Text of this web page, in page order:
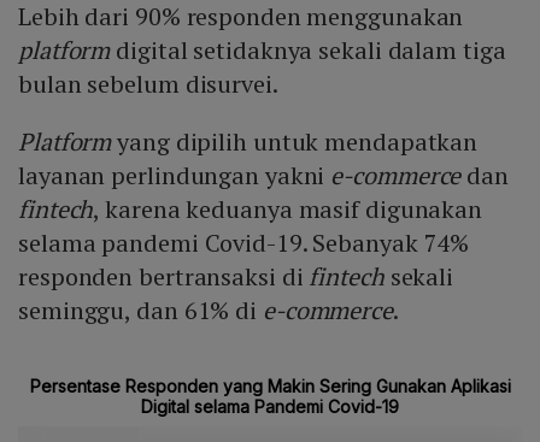
Lebih dari 90% responden menggunakan
platformdigital setidaknya sekali dalam tiga
bulan sebelum disurvei.
Platformyang dipilih untuk mendapatkan
layanan perlindungan yakni e-commercedan
fintech, karena keduanya masif digunakan
selama pandemi Covid-19. Sebanyak 74%
responden bertransaksi di fintechsekali
seminggu, dan 61% di e-commerce.